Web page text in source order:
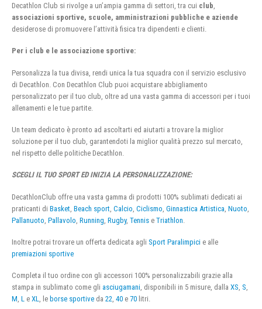
Decathlon Club si rivolge a un’ampia gamma di settori, tra cui club
associazioni sportive, scuole, amministrazioni pubbliche e aziende
desiderose di promuovere l’attività fisica tra dipendenti e clienti.
Per i club e le associazione sportive:
Personalizza la tua divisa, rendi unica la tua squadra con il servizio esclusivo
di Decathlon. Con Decathlon Club puoi acquistare abbigliamento
personalizzato per il tuo club, oltre ad una vasta gamma di accessori per i tuoi
allenamenti e le tue partite.
Un team dedicato è pronto ad ascoltarti ed aiutarti a trovare la miglior
soluzione per il tuo club, garantendoti la miglior qualità prezzo sul mercato,
nel rispetto delle politiche Decathlon.
SCEGLI IL TUO SPORT ED INIZIA LA PERSONALIZZAZIONE:
DecathlonClub offre una vasta gamma di prodotti 100% sublimati dedicati ai
praticanti di Basket Beach sport Calcio Ciclismo Ginnastica Artistica Nuoto
Pallanuoto Pallavolo Running Rugby, Tennis e Triathlon
Inoltre potrai trovare un offerta dedicata agli Sport Paralimpici e alle
premiazioni sportive
Completa il tuo ordine con gli accessori 100% personalizzabili grazie alla
stampa in sublimato come gli asciugamani, disponibili in 5 misure, dalla XS, S,
M, L e XL, le borse sportive da 22, 40 e 70 litri.